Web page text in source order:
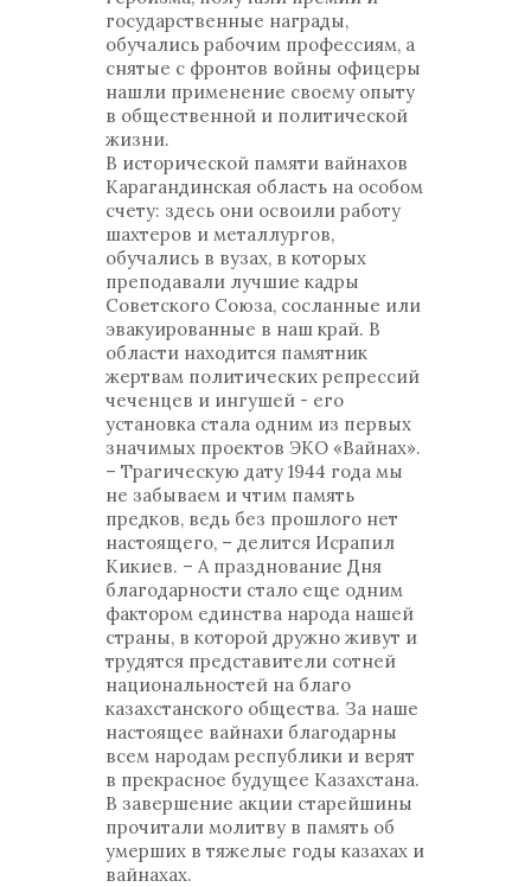
государственные награды,
обучались рабочим профессиям, а
снятые с фронтов войны офицеры
нашли применение своему опыту
в общественной и политической
жизни.
В исторической памяти вайнахов
Карагандинская область на особом
счету: здесь они освоили работу
шахтеров и металлургов,
обучались в вузах, в которых
преподавали лучшие кадры
Советского Союза, сосланные или
эвакуированные в наш край. В
области находится памятник
жертвам политических репрессий
чеченцев и ингушей - его
установка стала одним из первых
значимых проектов ЭКО «Вайнах».
– Трагическую дату 1944 года мы
не забываем и чтим память
предков, ведь без прошлого нет
настоящего, – делится Исрапил
Кикиев. – А празднование Дня
благодарности стало еще одним
фактором единства народа нашей
страны, в которой дружно живут и
трудятся представители сотней
национальностей на благо
казахстанского общества. За наше
настоящее вайнахи благодарны
всем народам республики и верят
в прекрасное будущее Казахстана.
В завершение акции старейшины
прочитали молитву в память об
умерших в тяжелые годы казахах и
вайнахах.